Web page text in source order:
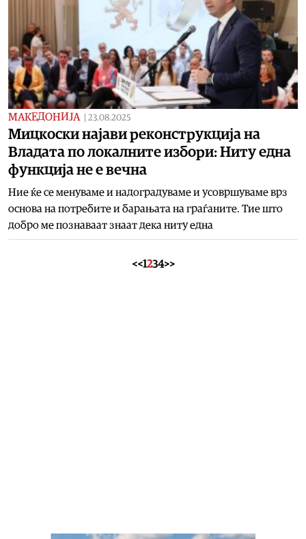
МАКЕДОНИЈА 23.08.2025
Мицкоски најави реконструкција на
Владата по локалните избори: Ниту една
функција не е вечна
Ние ќе се менуваме и надоградуваме и усовршуваме врз
основа на потребите и барањата на граѓаните. Тие што
добро ме познаваат знаат дека ниту една
<<1234>>